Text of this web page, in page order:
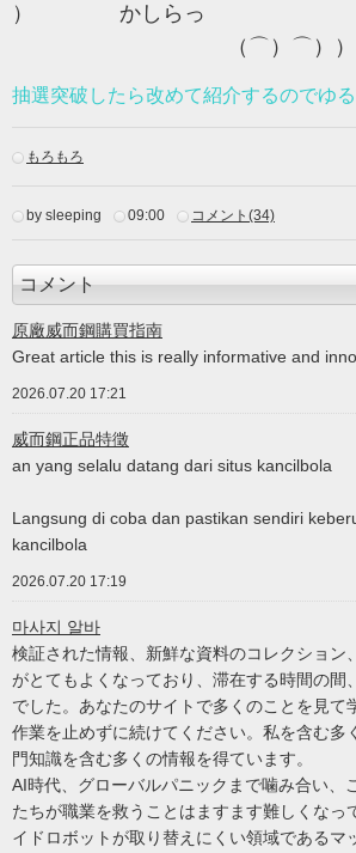
） かしらっ
（⌒）⌒）） （
抽選突破したら改めて紹介するのでゆ
もろもろ
by sleeping 09:00 コメント(34)
コメント
原廠威而鋼購買指南
Great article this is really informative and
2026.07.20 17:21
威而鋼正品特徵
an yang selalu datang dari situs kancilbola
Langsung di coba dan pastikan sendiri
kancilbola
2026.07.20 17:19
마사지 알바
検証された情報、新鮮な資料のコレクション
がとてもよくなっており、滞在する時間の間
でした。あなたのサイトで多くのことを見て
作業を止めずに続けてください。私を含む多
門知識を含む多くの情報を得ています。
AI時代、グローバルパニックまで噛み合い、
たちが職業を救うことはますます難しくなっ
イドロボットが取り替えにくい領域であるマ